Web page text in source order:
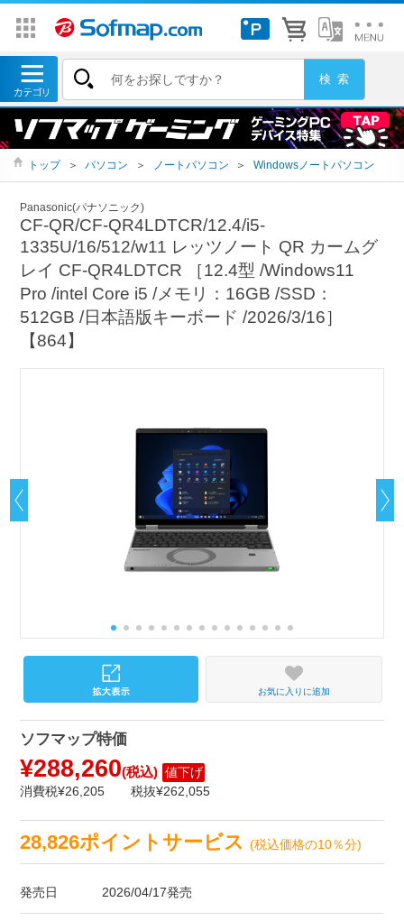
トップ ＞ パソコン ＞ ノートパソコン ＞ Windowsノートパソコン
Panasonic(パナソニック)
CF-QR/CF-QR4LDTCR/12.4/i5-
1335U/16/512/w11 レッツノート QR カームグ
レイ CF-QR4LDTCR ［12.4型 /Windows11
Pro /intel Core i5 /メモリ：16GB /SSD：
512GB /日本語版キーボード /2026/3/16］
【864】
お気に入りに追加
ソフマップ特価
¥288,260(税込) 値下げ
消費税¥26,205
税抜¥262,055
28,826ポイントサービス(税込価格の10％分)
発売日 2026/04/17発売